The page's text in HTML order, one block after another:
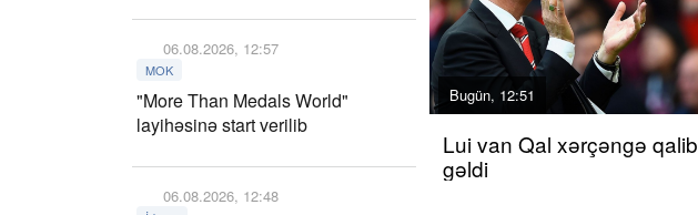
06.08.2026, 12:57
MOK
"More Than Medals World"
layihəsinə start verilib
06.08.2026, 12:48
Bugün, 12:51
Lui van Qal xərçəngə qalib
gəldi